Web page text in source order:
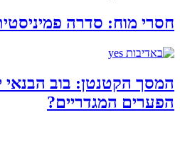
חסרי מוח: סדרה
המסך הקטנטן: בוב הבנאי
הפערים המגדריים?